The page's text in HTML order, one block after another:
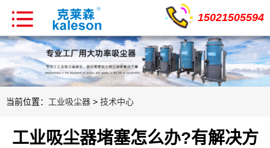
15021505594
当前位置： 工业吸尘器 > 技术中心
工业吸尘器堵塞怎么办?有解决方